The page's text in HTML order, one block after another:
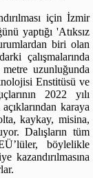
için İzmir
yaptığı 'Atıksız
biri olan
çalışmalarında
uzunluğunda
Enstitüsü ve
2022 yılı
karaya
kaykay, misina,
Dalışların tüm
böylelikle
kazandırılmasına